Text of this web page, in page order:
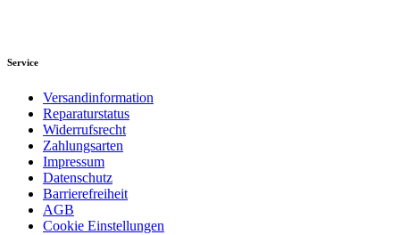
Service
Versandinformation
Reparaturstatus
Widerrufsrecht
Zahlungsarten
Impressum
Datenschutz
Barrierefreiheit
AGB
Cookie Einstellungen